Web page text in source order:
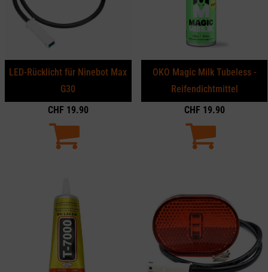
LED-Rücklicht für Ninebot Max
G30
CHF 19.90
OKO Magic Milk Tubeless -
Reifendichtmittel
CHF 19.90